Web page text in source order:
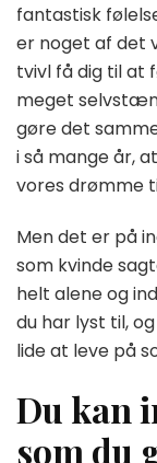
efter,
når
du
skal
dit
første
hjem
kvinde
fantastisk
er noget af det
tvivl få dig til at
meget
gøre det
i så mange år,
vores drømme
Men det er på
som kvinde
helt alene og
du har lyst til,
lide at leve på
Du kan
som du